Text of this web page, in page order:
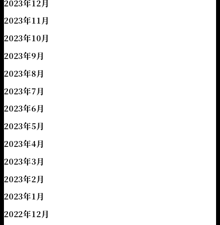
2023年12月
2023年11月
2023年10月
2023年9月
2023年8月
2023年7月
2023年6月
2023年5月
2023年4月
2023年3月
2023年2月
2023年1月
2022年12月